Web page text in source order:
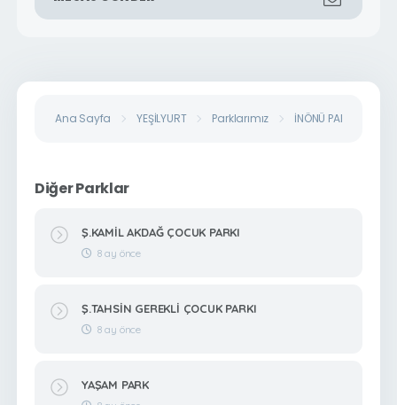
Ana Sayfa YEŞİLYURT Parklarımız İNÖNÜ PARK
Diğer Parklar
Ş.KAMİL AKDAĞ ÇOCUK PARKI
8 ay önce
Ş.TAHSİN GEREKLİ ÇOCUK PARKI
8 ay önce
YAŞAM PARK